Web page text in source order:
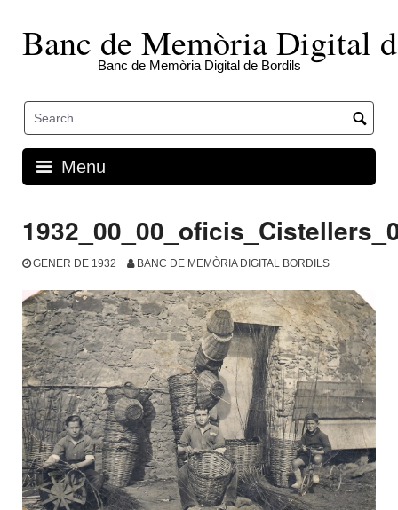
contentBanc de Memòria Digital
Banc de Memòria Digital de Bordils
Menu
GENER DE 1932 BANC DE MEMÒRIA DIGITAL BORDILS